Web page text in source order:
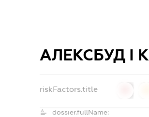
АЛЕКСБУД І К
riskFactors.title
dossier.fullName: